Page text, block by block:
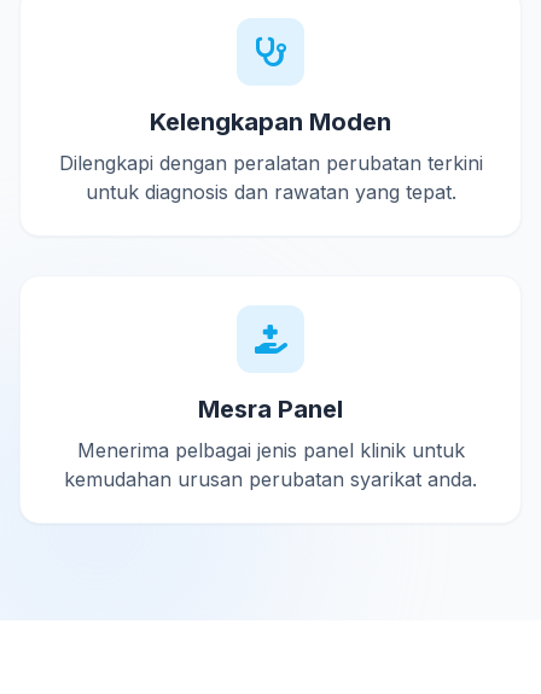
Kelengkapan Moden
Dilengkapi dengan peralatan perubatan terkini
untuk diagnosis dan rawatan yang tepat.
Mesra Panel
Menerima pelbagai jenis panel klinik untuk
kemudahan urusan perubatan syarikat anda.